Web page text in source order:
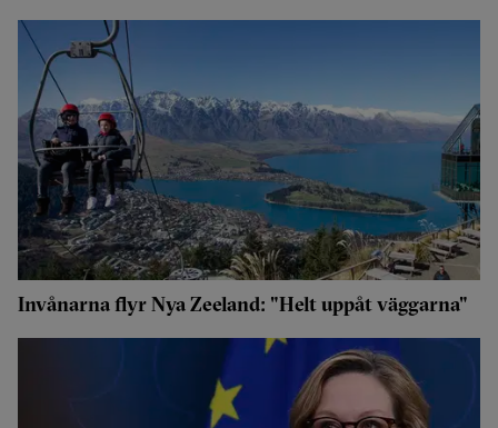
Invånarna flyr Nya Zeeland: "Helt uppåt väggarna"